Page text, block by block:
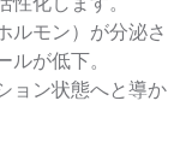
ルモン）が分泌さ
が低下。
ョン状態へと導か